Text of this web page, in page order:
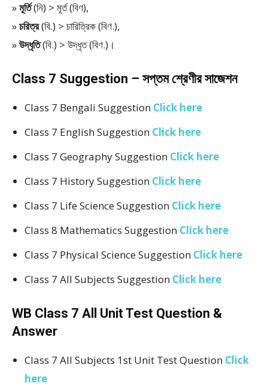
»মূর্তি(নি) > মূর্ত (বিণ),
»চরিত্র(বি.) > চারিত্রিক (বিণ.),
»উদ্ধৃতি(বি.) > উদ্ধৃত (বিণ.)।
Class 7 Suggestion – সপ্তম শ্রেণীর সাজেশন
Class 7 Bengali Suggestion Click here
Class 7 English Suggestion Click here
Class 7 Geography Suggestion Click here
Class 7 History Suggestion Click here
Class 7 Life Science Suggestion Click here
Class 8 Mathematics Suggestion Click here
Class 7 Physical Science Suggestion Click here
Class 7 All Subjects Suggestion Click here
WB Class 7 All Unit Test Question &
Answer
Class 7 All Subjects 1st Unit Test Question Click
here